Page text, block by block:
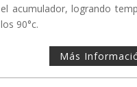
el acumulador, logrando
los 90°c.
Más